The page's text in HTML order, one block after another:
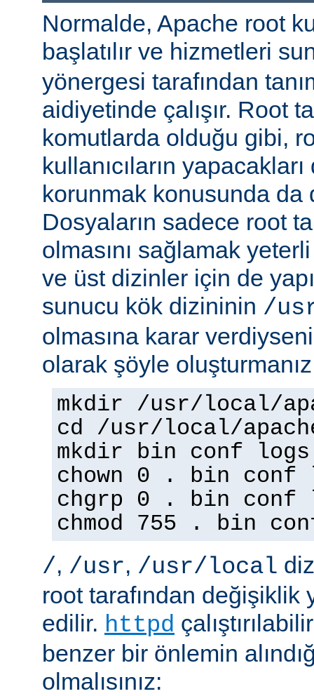
Normalde, Apache root
başlatılır ve hizmetleri
yönergesi tarafından
aidiyetinde çalışır. Root
komutlarda olduğu gibi,
kullanıcıların
korunmak konusunda da
Dosyaların sadece root
olmasını sağlamak
ve üst dizinler için de
sunucu kök dizininin /
olmasına karar
olarak şöyle
mkdir /usr/local/
cd /usr/local/
mkdir bin conf logs
chown 0 . bin conf
chgrp 0 . bin conf
chmod 755 . bin
/, /usr, /usr/local
root tarafından değişiklik
edilir. httpd
benzer bir önlemin
olmalısınız: